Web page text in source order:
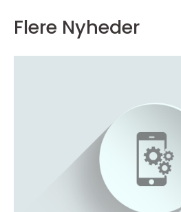
Flere Nyheder